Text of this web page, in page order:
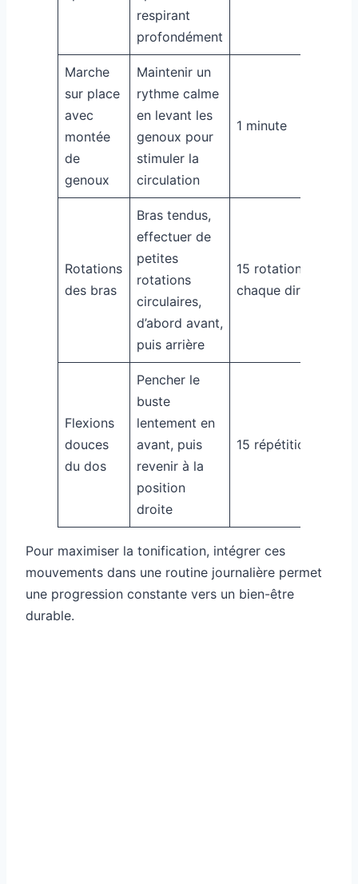
respirant
profondément
Marche
sur place
avec
montée
de
genoux
Maintenir un
rythme calme
en levant les
genoux pour
stimuler la
circulation
1 minute
Rotations
des bras
Bras tendus,
effectuer de
petites
rotations
circulaires,
d’abord avant,
puis arrière
15 rotations dans
chaque direction
Flexions
douces
du dos
Pencher le
buste
lentement en
avant, puis
revenir à la
position
droite
15 répétitions
Pour maximiser la tonification, intégrer ces
mouvements dans une routine journalière permet
une progression constante vers un bien-être
durable.